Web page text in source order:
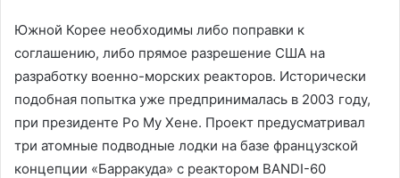
Южной Корее необходимы либо поправки к
соглашению, либо прямое разрешение США на
разработку военно-морских реакторов. Исторически
подобная попытка уже предпринималась в 2003 году,
при президенте Ро Му Хене. Проект предусматривал
три атомные подводные лодки на базе французской
концепции «Барракуда» с реактором BANDI-60